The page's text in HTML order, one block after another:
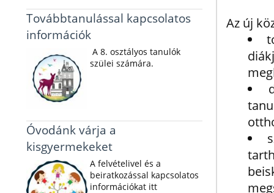
Továbbtanulással kapcsolatos
információk
A 8. osztályos tanulók
szülei számára.
Óvodánk várja a
kisgyermekeket
A felvételivel és a
beiratkozással kapcsolatos
információkat itt
Az új